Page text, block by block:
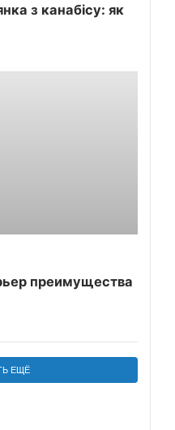
з канабісу: як
преимущества
ЕЩЁ